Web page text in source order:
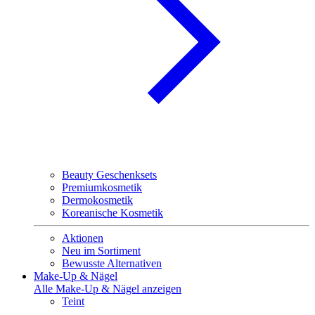
Beauty Geschenksets
Premiumkosmetik
Dermokosmetik
Koreanische Kosmetik
Aktionen
Neu im Sortiment
Bewusste Alternativen
Make-Up & Nägel
Alle Make-Up & Nägel anzeigen
Teint